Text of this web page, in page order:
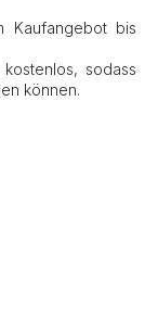
Kaufangebot bis
sodass
können.